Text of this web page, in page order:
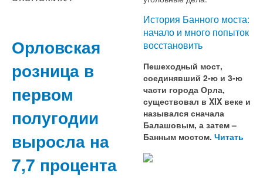
Орловская
розница в
первом
полугодии
выросла на
7,7 процента
История Банного моста:
начало и много попыток
восстановить
Пешеходный мост,
соединявший 2-ю и 3-ю
части города Орла,
существовал в XIX веке и
назывался сначала
Балашовым, а затем –
Банным мостом. Читать